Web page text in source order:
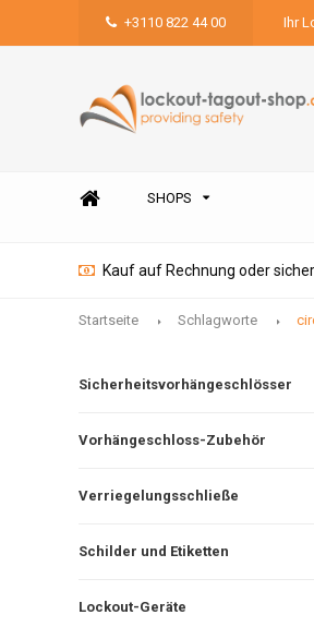
+3110 822 44 00 Ihr
SHOPS
Kauf auf Rechnung oder
Startseite Schlagworte
Sicherheitsvorhängeschlösser
Vorhängeschloss-Zubehör
Verriegelungsschließe
Schilder und Etiketten
Lockout-Geräte